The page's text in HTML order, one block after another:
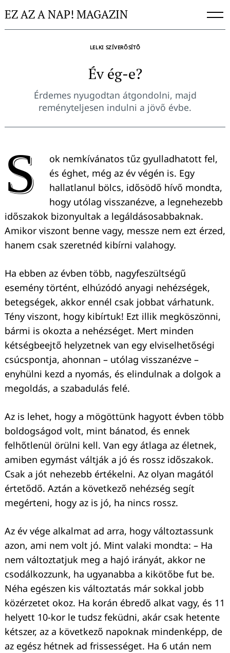
toEZ AZ A NAP! MAGAZIN
LELKI SZÍVERŐSÍTŐ
Év ég-e?
Érdemes nyugodtan átgondolni, majd
reményteljesen indulni a jövő évbe.
S
ok nemkívánatos tűz gyulladhatott fel,
és éghet, még az év végén is. Egy
hallatlanul bölcs, idősödő hívő mondta,
hogy utólag visszanézve, a legnehezebb
időszakok bizonyultak a legáldásosabbaknak.
Amikor viszont benne vagy, messze nem ezt érzed,
hanem csak szeretnéd kibírni valahogy.
Ha ebben az évben több, nagyfeszültségű
esemény történt, elhúzódó anyagi nehézségek,
betegségek, akkor ennél csak jobbat várhatunk.
Tény viszont, hogy kibírtuk! Ezt illik megköszönni,
bármi is okozta a nehézséget. Mert minden
kétségbeejtő helyzetnek van egy elviselhetőségi
csúcspontja, ahonnan – utólag visszanézve –
enyhülni kezd a nyomás, és elindulnak a dolgok a
megoldás, a szabadulás felé.
Az is lehet, hogy a mögöttünk hagyott évben több
boldogságod volt, mint bánatod, és ennek
felhőtlenül örülni kell. Van egy átlaga az életnek,
amiben egymást váltják a jó és rossz időszakok.
Csak a jót nehezebb értékelni. Az olyan magától
értetődő. Aztán a következő nehézség segít
megérteni, hogy az is jó, ha nincs rossz.
Az év vége alkalmat ad arra, hogy változtassunk
azon, ami nem volt jó. Mint valaki mondta: – Ha
nem változtatjuk meg a hajó irányát, akkor ne
csodálkozzunk, ha ugyanabba a kikötőbe fut be.
Néha egészen kis változtatás már sokkal jobb
közérzetet okoz. Ha korán ébredő alkat vagy, és 11
helyett 10-kor le tudsz feküdni, akár csak hetente
kétszer, az a következő napoknak mindenképp, de
az egész hétnek ad frissességet. Ha 6 után nem